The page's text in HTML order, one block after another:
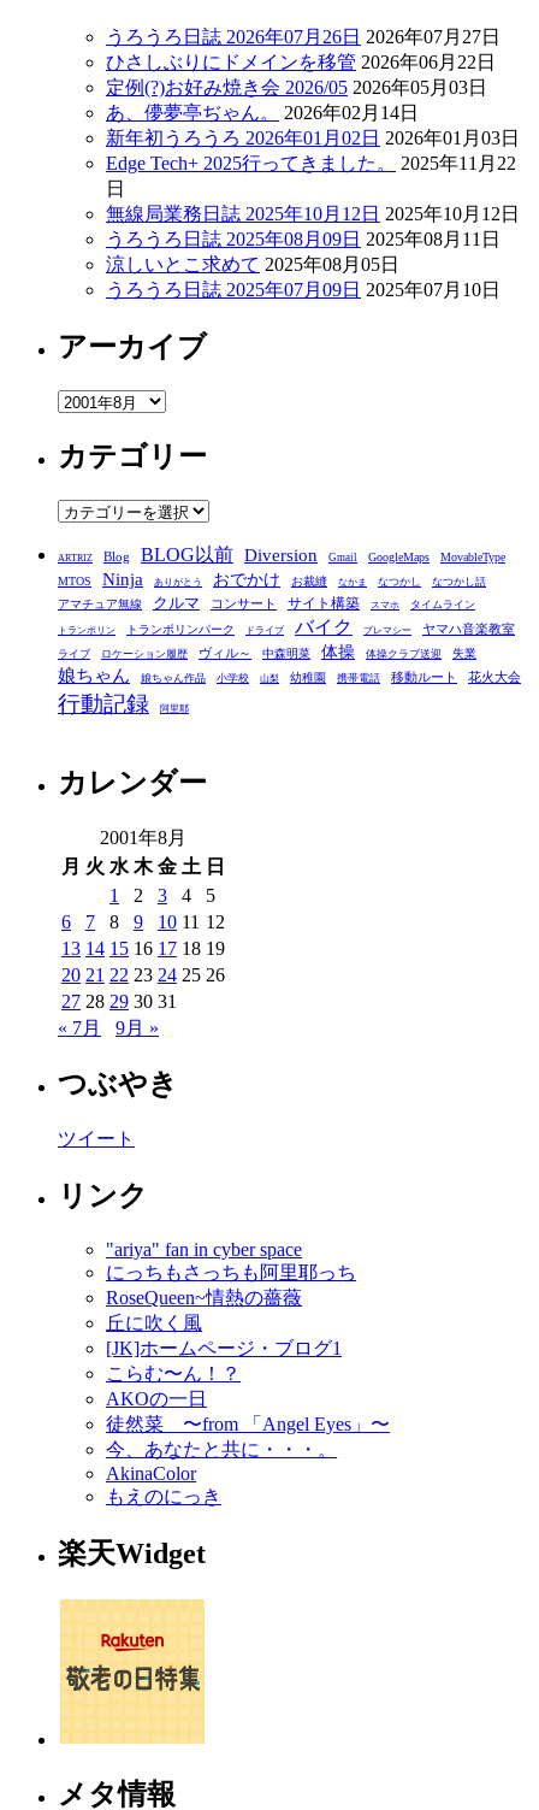
うろうろ日誌 2026年07月26日 2026年07月27日
ひさしぶりにドメインを移管 2026年06月22日
定例(?)お好み焼き会 2026/05 2026年05月03日
あ、儚夢亭ぢゃん。
2026年02月14日
新年初うろうろ 2026年01月02日 2026年01月03日
Edge Tech+ 2025行ってきました。
2025年11月22
日
無線局業務日誌 2025年10月12日 2025年10月12日
うろうろ日誌 2025年08月09日 2025年08月11日
涼しいとこ求めて 2025年08月05日
うろうろ日誌 2025年07月09日 2025年07月10日
アーカイブ
ア
カ
イ
ブ
カテゴリー
カ
ゴ
リ
ー
ARTRIZ Blog BLOG以前 Diversion Gmail GoogleMaps
MovableType
MTOS
Ninja ありがとう おでかけ お裁縫 なかま なつかし なつかし話
アマチュア無線 クルマ コンサート サイト構築 スマホ タイムライン
トランポリン トランポリンパーク ドライブ バイク プレマシー ヤマハ音楽教室
ライブ ロケーション履歴 ヴィル～ 中森明菜 体操 体操クラブ送迎 失業
娘ちゃん 娘ちゃん作品 小学校 山梨 幼稚園 携帯電話 移動ルート 花火大会
行動記録 阿里耶
カレンダー
2001年8月
月 火 水 木 金 土 日
1
2 3 4
5
6
7 8 9 10 11 12
13 14 15 16 17 18 19
20 21 22 23 24 25 26
27 28 29 30 31
« 7月
9月 »
つぶやき
ツイート
リンク
"ariya" fan in cyber space
にっちもさっちも阿里耶っち
RoseQueen~情熱の薔薇
丘に吹く風
[JK]ホームページ・ブログ1
こらむ〜ん！？
AKOの一日
徒然菜 〜from 「Angel Eyes」〜
今、あなたと共に・・・。
AkinaColor
もえのにっき
楽天Widget
メタ情報